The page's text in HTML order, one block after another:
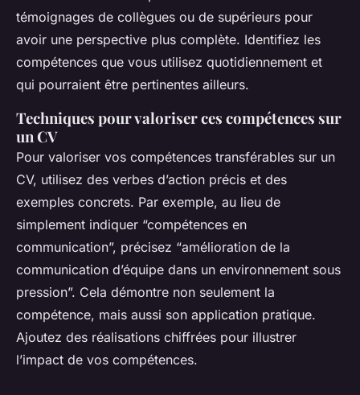
témoignages de collègues ou de supérieurs pour
avoir une perspective plus complète. Identifiez les
compétences que vous utilisez quotidiennement et
qui pourraient être pertinentes ailleurs.
Techniques pour valoriser ces compétences sur
un CV
Pour valoriser vos compétences transférables sur un
CV, utilisez des verbes d’action précis et des
exemples concrets. Par exemple, au lieu de
simplement indiquer “compétences en
communication”, précisez “amélioration de la
communication d’équipe dans un environnement sous
pression”. Cela démontre non seulement la
compétence, mais aussi son application pratique.
Ajoutez des réalisations chiffrées pour illustrer
l’impact de vos compétences.